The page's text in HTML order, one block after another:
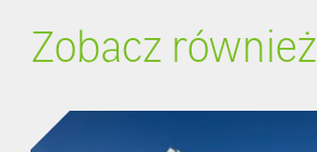
Zobacz również